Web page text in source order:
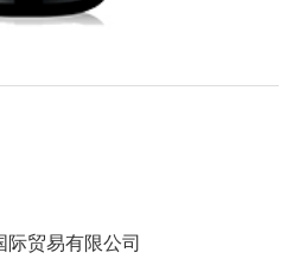
际贸易有限公司